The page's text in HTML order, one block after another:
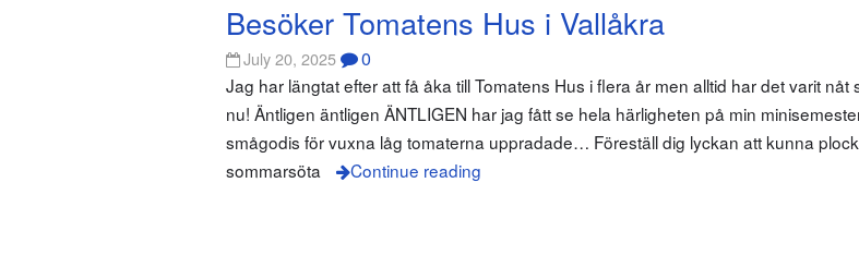
Besöker Tomatens Hus i Vallåkra
July 20, 2025 0
Jag har längtat efter att få åka till Tomatens Hus i flera år men alltid har det varit
nu! Äntligen äntligen ÄNTLIGEN har jag fått se hela härligheten på min
smågodis för vuxna låg tomaterna uppradade… Föreställ dig lyckan att kunna
sommarsöta
Continue reading